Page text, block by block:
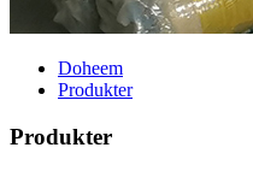
Doheem
Produkter
Produkter